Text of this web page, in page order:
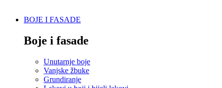
BOJE I FASADE
Boje i fasade
Unutarnje boje
Vanjske žbuke
Grundiranje